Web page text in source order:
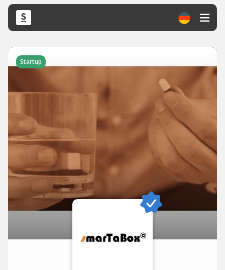
Startup